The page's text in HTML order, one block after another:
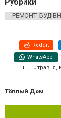
Рубрики
РЕМОНТ,
Reddit
WhatsApp
11:11, 10 травня,
Тёплый Дом